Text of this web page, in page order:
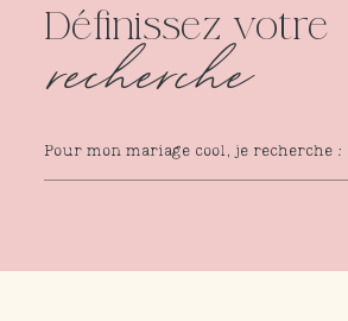
Définissez votre
recherche
Pour mon mariage cool, je recherche :